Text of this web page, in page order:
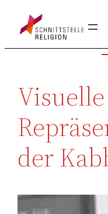
Inhalt
Visuelle
der